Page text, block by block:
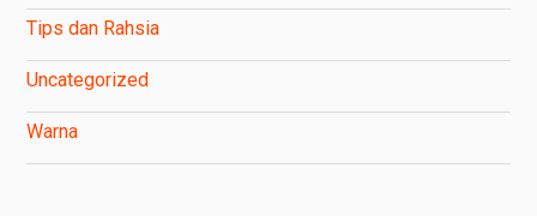
Tips dan Rahsia
Uncategorized
Warna